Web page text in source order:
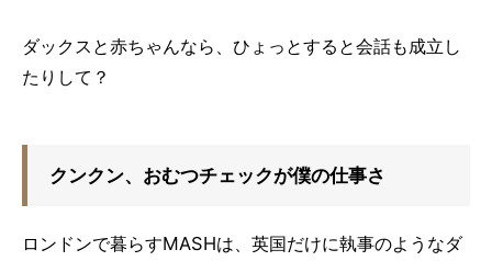
ダックスと赤ちゃんなら、ひょっとすると会話も成立し
たりして？
クンクン、おむつチェックが僕の仕事さ
ロンドンで暮らすMASHは、英国だけに執事のようなダ